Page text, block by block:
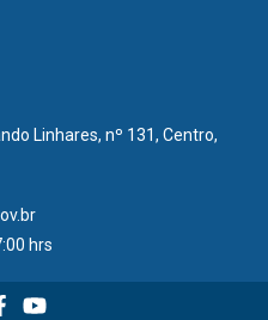
Linhares, nº 131, Centro,
hrs